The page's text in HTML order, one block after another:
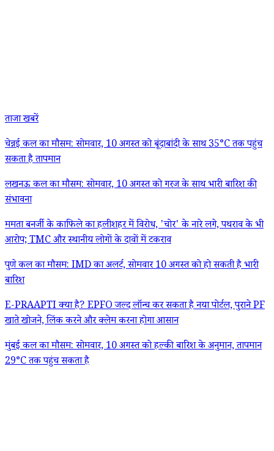
ताजा खबरें
चेन्नई कल का मौसम: सोमवार, 10 अगस्त को बूंदाबांदी के साथ 35°C तक पहुंच
सकता है तापमान
लखनऊ कल का मौसम: सोमवार, 10 अगस्त को गरज के साथ भारी बारिश की
संभावना
ममता बनर्जी के काफिले का हलीशहर में विरोध, 'चोर' के नारे लगे, पथराव के भी
आरोप; TMC और स्थानीय लोगों के दावों में टकराव
पुणे कल का मौसम: IMD का अलर्ट, सोमवार 10 अगस्त को हो सकती है भारी
बारिश
E-PRAAPTI क्या है? EPFO जल्द लॉन्च कर सकता है नया पोर्टल, पुराने PF
खाते खोजने, लिंक करने और क्लेम करना होगा आसान
मुंबई कल का मौसम: सोमवार, 10 अगस्त को हल्की बारिश के अनुमान, तापमान
29°C तक पहुंच सकता है